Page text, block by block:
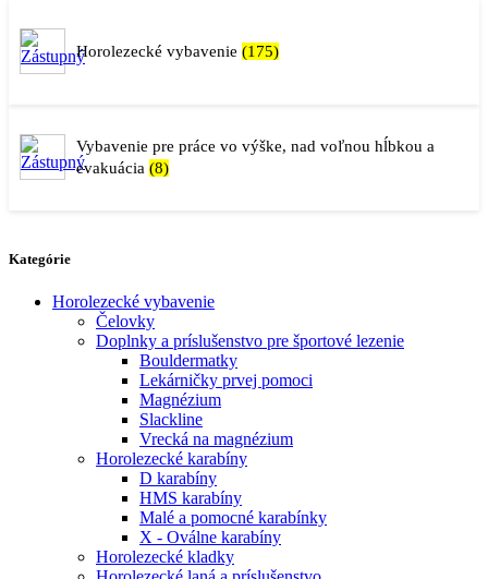
Horolezecké vybavenie (175)
Vybavenie pre práce vo výške, nad voľnou hĺbkou a
evakuácia (8)
Kategórie
Horolezecké vybavenie
Čelovky
Doplnky a príslušenstvo pre športové lezenie
Bouldermatky
Lekárničky prvej pomoci
Magnézium
Slackline
Vrecká na magnézium
Horolezecké karabíny
D karabíny
HMS karabíny
Malé a pomocné karabínky
X - Oválne karabíny
Horolezecké kladky